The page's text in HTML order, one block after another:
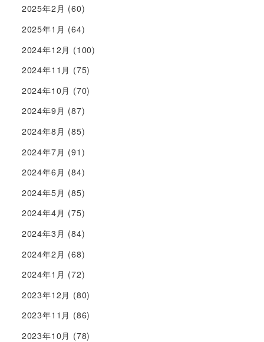
2025年2月 (60)
2025年1月 (64)
2024年12月 (100)
2024年11月 (75)
2024年10月 (70)
2024年9月 (87)
2024年8月 (85)
2024年7月 (91)
2024年6月 (84)
2024年5月 (85)
2024年4月 (75)
2024年3月 (84)
2024年2月 (68)
2024年1月 (72)
2023年12月 (80)
2023年11月 (86)
2023年10月 (78)